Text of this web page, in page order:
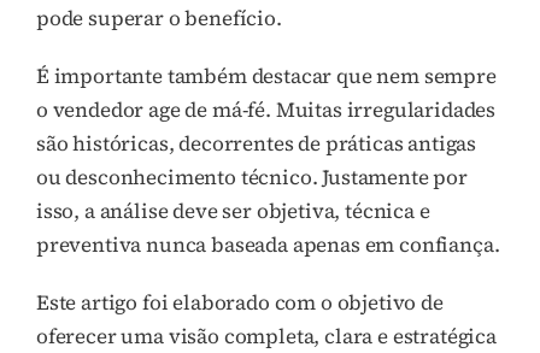
pode superar o benefício.
É importante também destacar que nem sempre
o vendedor age de má-fé. Muitas irregularidades
são históricas, decorrentes de práticas antigas
ou desconhecimento técnico. Justamente por
isso, a análise deve ser objetiva, técnica e
preventiva nunca baseada apenas em confiança.
Este artigo foi elaborado com o objetivo de
oferecer uma visão completa, clara e estratégica